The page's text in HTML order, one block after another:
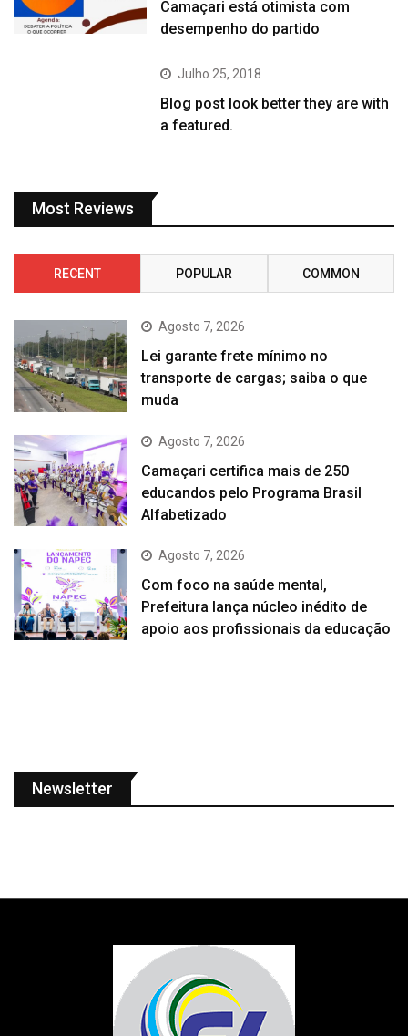
Camaçari está otimista com
desempenho do partido
Julho 25, 2018
Blog post look better they are with
a featured.
Most Reviews
RECENT POPULAR COMMON
Agosto 7, 2026
Lei garante frete mínimo no
transporte de cargas; saiba o que
muda
Agosto 7, 2026
Camaçari certifica mais de 250
educandos pelo Programa Brasil
Alfabetizado
Agosto 7, 2026
Com foco na saúde mental,
Prefeitura lança núcleo inédito de
apoio aos profissionais da educação
Newsletter